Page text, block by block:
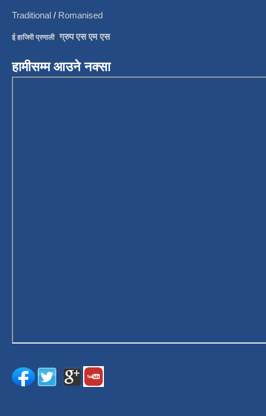
Traditional / Romanised
ई हाजिरी प्रणाली/ग्रुप एस एम एस
हामीसम्म आउने नक्सा